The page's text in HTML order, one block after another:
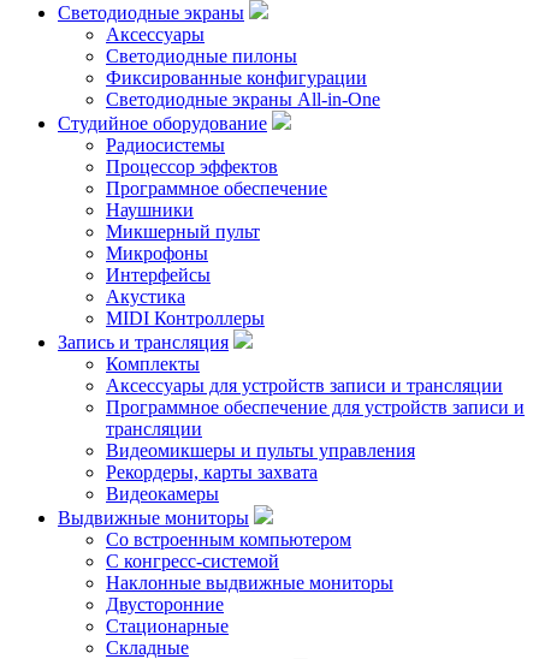
Светодиодные экраны
Аксессуары
Светодиодные пилоны
Фиксированные конфигурации
Светодиодные экраны All-in-One
Студийное оборудование
Радиосистемы
Процессор эффектов
Программное обеспечение
Наушники
Микшерный пульт
Микрофоны
Интерфейсы
Акустика
MIDI Контроллеры
Запись и трансляция
Комплекты
Аксессуары для устройств записи и трансляции
Программное обеспечение для устройств записи и
трансляции
Видеомикшеры и пульты управления
Рекордеры, карты захвата
Видеокамеры
Выдвижные мониторы
Со встроенным компьютером
С конгресс-системой
Наклонные выдвижные мониторы
Двусторонние
Стационарные
Складные